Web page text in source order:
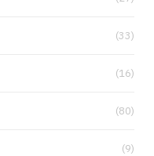
(33)
(16)
(80)
(9)